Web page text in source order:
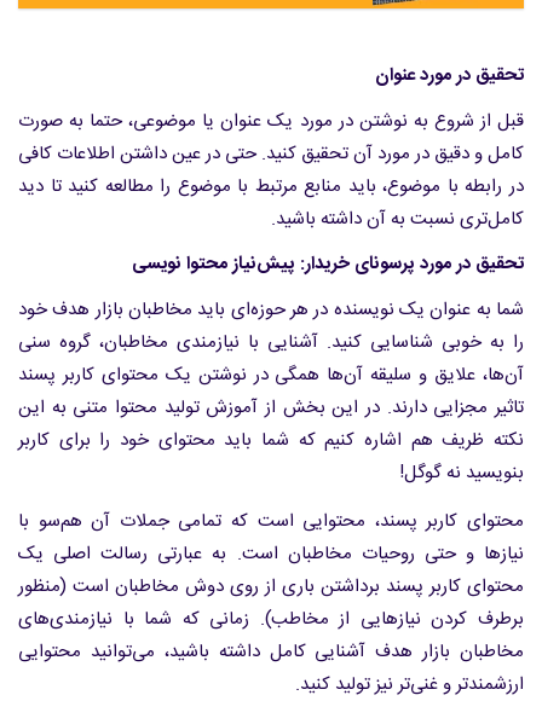
تحقیق در مورد عنوان
قبل از شروع به نوشتن در مورد یک عنوان یا موضوعی، حتما به صورت
کامل و دقیق در مورد آن تحقیق کنید. حتی در عین داشتن اطلاعات کافی
در رابطه با موضوع، باید منابع مرتبط با موضوع را مطالعه کنید تا دید
کامل‌تری نسبت به آن داشته باشید.
تحقیق در مورد پرسونای خریدار: پیش‌نیاز محتوا نویسی
شما به عنوان یک نویسنده در هر حوزه‌ای باید مخاطبان بازار هدف خود
را به خوبی شناسایی کنید. آشنایی با نیازمندی‌ مخاطبان، گروه سنی
آن‌ها، علایق و سلیقه آن‌ها همگی در نوشتن یک محتوای کاربر پسند
تاثیر مجزایی دارند. در این بخش از آموزش تولید محتوا متنی به این
نکته ظریف هم اشاره کنیم که شما باید محتوای خود را برای کاربر
بنویسید نه گوگل!
محتوای کاربر پسند، محتوایی است که تمامی جملات آن هم‌سو با
نیازها و حتی روحیات مخاطبان است. به عبارتی رسالت اصلی یک
محتوای کاربر پسند برداشتن باری از روی دوش مخاطبان است (منظور
برطرف کردن نیازهایی از مخاطب). زمانی که شما با نیازمندی‌های
مخاطبان بازار هدف آشنایی کامل داشته باشید، می‌توانید محتوایی
ارزشمندتر و غنی‌تر نیز تولید کنید.